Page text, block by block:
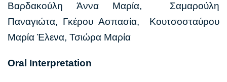
Βαρδακούλη Άννα Μαρία, Σαμαρούλη
Παναγιώτα, Γκέρου Ασπασία, Κουτσοσταύρου
Μαρία Έλενα, Τσιώρα Μαρία
Oral Interpretation